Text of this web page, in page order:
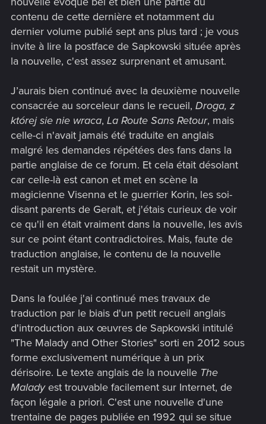
contenu de cette dernière et notamment du
dernier volume publié sept ans plus tard ; je vous
invite à lire la postface de Sapkowski située après
la nouvelle, c'est assez surprenant et amusant.
J’aurais bien continué avec la deuxième nouvelle
consacrée au sorceleur dans le recueil, Droga, z
której sie nie wraca, La Route Sans Retour, mais
celle-ci n'avait jamais été traduite en anglais
malgré les demandes répétées des fans dans la
partie anglaise de ce forum. Et cela était désolant
car celle-là est canon et met en scène la
magicienne Visenna et le guerrier Korin, les soi-
disant parents de Geralt, et j'étais curieux de voir
ce qu'il en était vraiment dans la nouvelle, les avis
sur ce point étant contradictoires. Mais, faute de
traduction anglaise, le contenu de la nouvelle
restait un mystère.
Dans la foulée j'ai continué mes travaux de
traduction par le biais d'un petit recueil anglais
d'introduction aux œuvres de Sapkowski intitulé
"The Malady and Other Stories" sorti en 2012 sous
forme exclusivement numérique à un prix
dérisoire. Le texte anglais de la nouvelle The
Maladyest trouvable facilement sur Internet, de
façon légale a priori. C'est une nouvelle d'une
trentaine de pages publiée en 1992 qui se situe